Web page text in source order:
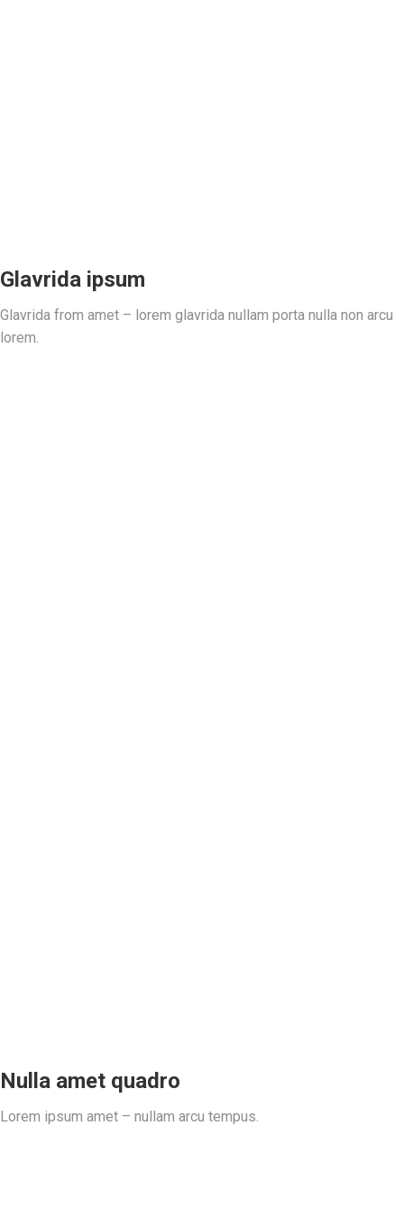
Glavrida ipsum
Glavrida from amet – lorem glavrida nullam porta nulla non arcu
lorem.
Nulla amet quadro
Lorem ipsum amet – nullam arcu tempus.